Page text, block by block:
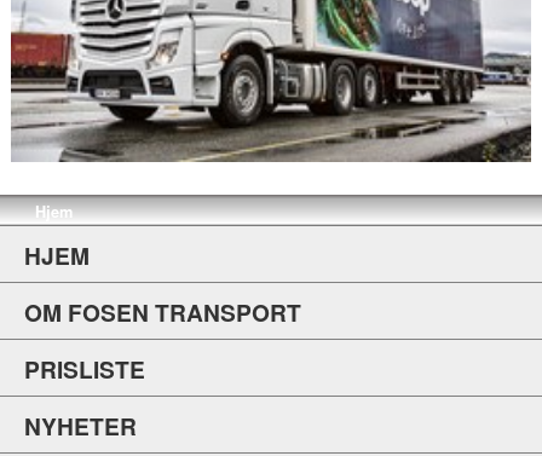
Hjem
HJEM
OM FOSEN TRANSPORT
PRISLISTE
NYHETER